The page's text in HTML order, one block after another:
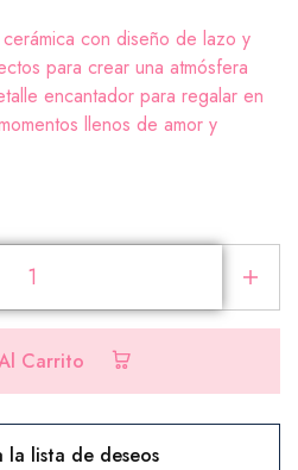
con diseño de lazo y
para crear una atmósfera
encantador para regalar en
llenos de amor y
Carrito
la lista de deseos